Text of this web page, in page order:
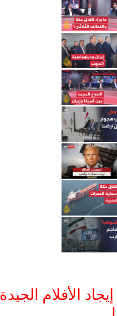
الأفلام الجيدة